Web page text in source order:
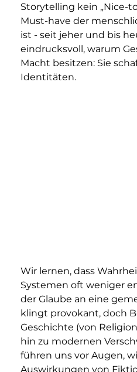
Storytelling kein „Nice-
Must-have der
ist - seit jeher und bis
eindrucksvoll, warum
Macht besitzen: Sie
Identitäten.
Wir lernen, dass
Systemen oft weniger
der Glaube an eine
klingt provokant, doch
Geschichte (von
hin zu modernen
führen uns vor Augen,
Auswirkungen von